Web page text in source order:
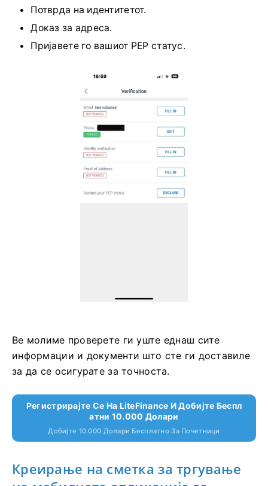
Потврда на идентитетот.
Доказ за адреса.
Пријавете го вашиот PEP статус.
Ве молиме проверете ги уште еднаш сите
информации и документи што сте ги доставиле
за да се осигурате за точноста.
Регистрирајте Се На LiteFinance И Добијте Беспл
Атни 10.000 Долари
Добијте 10.000 Долари Бесплатно За Почетници
Креирање на сметка за тргување